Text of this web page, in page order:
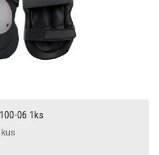
06 1ks